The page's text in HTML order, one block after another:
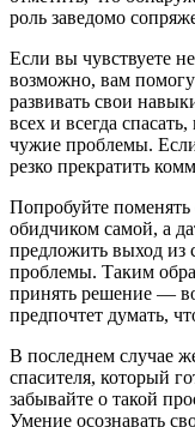
роль заведомо
Если вы чувствуете
возможно, вам
развивать свои
всех и всегда
чужие проблемы.
резко прекратить
Попробуйте поменять
обидчиком самой, а
предложить выход из
проблемы. Таким
принять решение —
предпочтет думать,
В последнем случае
спасителя, который
забывайте о такой
Умение осознавать